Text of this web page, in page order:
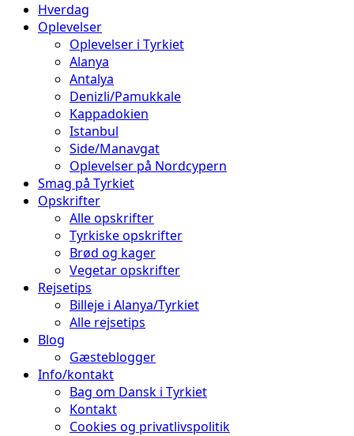
Hverdag
Oplevelser
Oplevelser i Tyrkiet
Alanya
Antalya
Denizli/Pamukkale
Kappadokien
Istanbul
Side/Manavgat
Oplevelser på Nordcypern
Smag på Tyrkiet
Opskrifter
Alle opskrifter
Tyrkiske opskrifter
Brød og kager
Vegetar opskrifter
Rejsetips
Billeje i Alanya/Tyrkiet
Alle rejsetips
Blog
Gæsteblogger
Info/kontakt
Bag om Dansk i Tyrkiet
Kontakt
Cookies og privatlivspolitik